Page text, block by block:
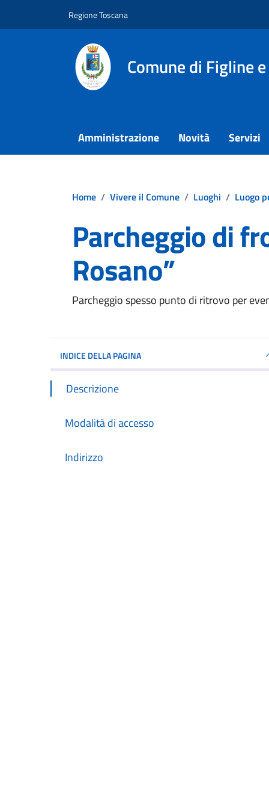
Regione Toscana
Comune di Figline
Amministrazione Novità Servizi
Home / Vivere il Comune / Luoghi / Luogo
Parcheggio di
Rosano”
Parcheggio spesso punto di ritrovo per
INDICE DELLA PAGINA
Descrizione
Modalità di accesso
Indirizzo